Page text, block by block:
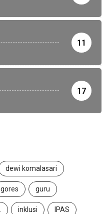
11
17
dewi komalasari
gores guru
inklusi IPAS